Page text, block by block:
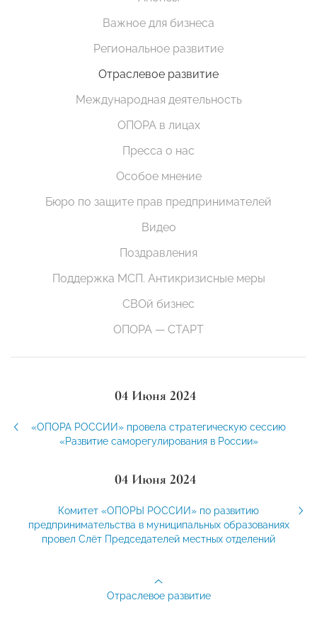
Важное для бизнеса
Региональное развитие
Отраслевое развитие
Международная деятельность
ОПОРА в лицах
Пресса о нас
Особое мнение
Бюро по защите прав предпринимателей
Видео
Поздравления
Поддержка МСП. Антикризисные меры
СВОй бизнес
ОПОРА — СТАРТ
04 Июня 2024
«ОПОРА РОССИИ» провела стратегическую сессию
«Развитие саморегулирования в России»
04 Июня 2024
Комитет «ОПОРЫ РОССИИ» по развитию
предпринимательства в муниципальных образованиях
провел Слёт Председателей местных отделений
Отраслевое развитие